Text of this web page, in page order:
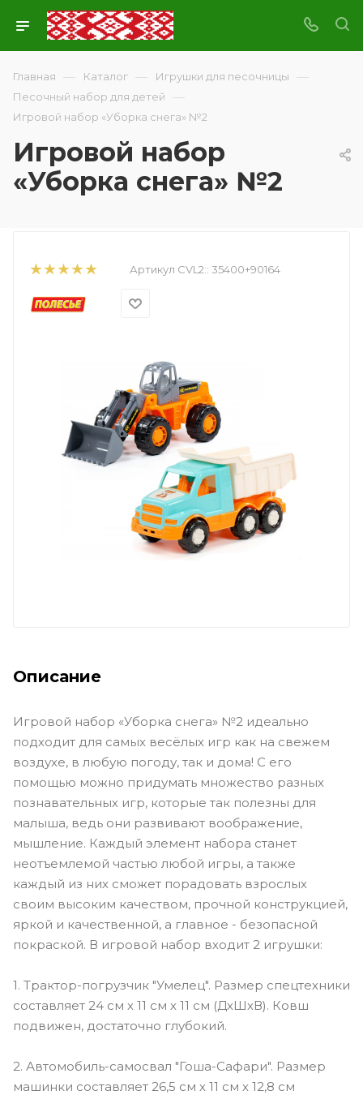
Главная — Каталог — Игрушки для песочницы —
Песочный набор для детей —
Игровой набор «Уборка снега» №2
Игровой набор
«Уборка снега» №2
Артикул CVL2:: 35400+90164
Описание
Игровой набор «Уборка снега» №2 идеально
подходит для самых весёлых игр как на свежем
воздухе, в любую погоду, так и дома! С его
помощью можно придумать множество разных
познавательных игр, которые так полезны для
малыша, ведь они развивают воображение,
мышление. Каждый элемент набора станет
неотъемлемой частью любой игры, а также
каждый из них сможет порадовать взрослых
своим высоким качеством, прочной конструкцией,
яркой и качественной, а главное - безопасной
покраской. В игровой набор входит 2 игрушки:
1. Трактор-погрузчик "Умелец". Размер спецтехники
составляет 24 см х 11 см х 11 см (ДхШхВ). Ковш
подвижен, достаточно глубокий.
2. Автомобиль-самосвал "Гоша-Сафари". Размер
машинки составляет 26,5 см х 11 см х 12,8 см